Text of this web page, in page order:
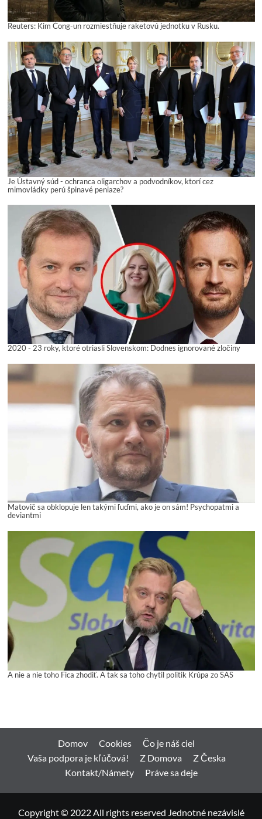
Reuters: Kim Čong-un rozmiestňuje raketovú jednotku v Rusku.
Je Ústavný súd - ochranca oligarchov a podvodníkov, ktorí cez
mimovládky perú špinavé peniaze?
2020 - 23 roky, ktoré otriasli Slovenskom: Dodnes ignorované zločiny
Matovič sa obklopuje len takými ľuďmi, ako je on sám! Psychopatmi a
deviantmi
A nie a nie toho Fica zhodiť. A tak sa toho chytil politik Krúpa zo SAS
Domov Cookies
Čo je náš ciel
Vaša podpora je kľúčová!
Z Domova
Z Česka
Kontakt/Námety
Práve sa deje
Copyright © 2022 All rights reserved Jednotné nezávislé